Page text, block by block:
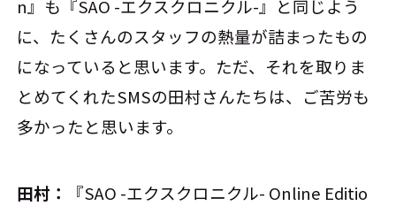
n』も『SAO -エクスクロニクル-』と同じよう
に、たくさんのスタッフの熱量が詰まったもの
になっていると思います。ただ、それを取りま
とめてくれたSMSの田村さんたちは、ご苦労も
多かったと思います。
田村：
『SAO -エクスクロニクル- Online Editio